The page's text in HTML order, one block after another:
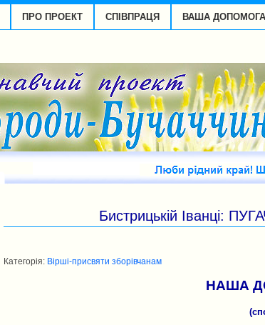
ПРО ПРОЕКТ СПІВПРАЦЯ ВАША ДОПОМОГА
Бистрицькій Іванці:
Категорія: Вірші-присвяти зборівчанам
НАША